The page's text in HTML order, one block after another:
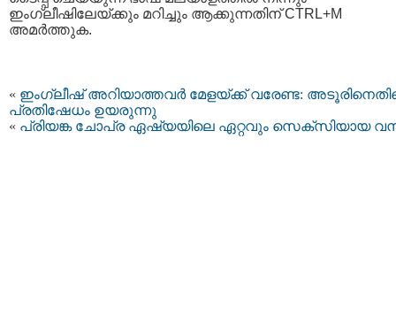
ഇംഗ്ലീഷിലേയ്ക്കും മറിച്ചും ആക്കുന്നതിന് CTRL+M
അമര്‍ത്തുക.
« ഇംഗ്ലീഷ് അറിയാത്തവര്‍ മേളയ്ക്ക് വരേണ്ട:
പ്രതിഷേധം ഉയരുന്നു
« പ്രിയങ്ക ചോപ്ര ഏഷ്യയിലെ ഏറ്റവും സെക്സിയായ